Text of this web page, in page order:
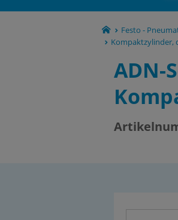
Festo -
Kompaktzylinder,
ADN-